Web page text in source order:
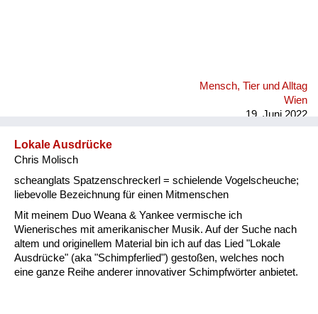
Mensch, Tier und Alltag
Wien
19. Juni 2022
Lokale Ausdrücke
Chris Molisch
scheanglats Spatzenschreckerl = schielende Vogelscheuche;
liebevolle Bezeichnung für einen Mitmenschen
Mit meinem Duo Weana & Yankee vermische ich
Wienerisches mit amerikanischer Musik. Auf der Suche nach
altem und originellem Material bin ich auf das Lied "Lokale
Ausdrücke" (aka "Schimpferlied") gestoßen, welches noch
eine ganze Reihe anderer innovativer Schimpfwörter anbietet.